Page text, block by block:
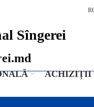
Sîngerei
ACHIZIȚII